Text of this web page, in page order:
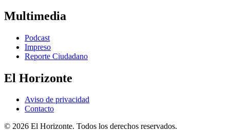
Multimedia
Podcast
Impreso
Reporte Ciudadano
El Horizonte
Aviso de privacidad
Contacto
© 2026 El Horizonte. Todos los derechos reservados.